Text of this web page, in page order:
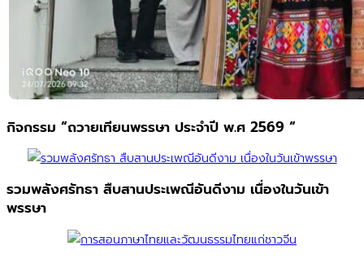
กิจกรรม “ถวายเทียนพรรษา ประจำปี พ.ศ 2569 “
รวมพลังศรัทธา สืบสานประเพณีอันดีงาม เนื่องในวันเข้า
พรรษา